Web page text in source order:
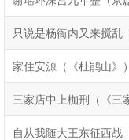
只说是杨衙内又来搅乱
家住安源（《杜鹃山》）
三家店中上枷刑（《三
自从我随大王东征西战